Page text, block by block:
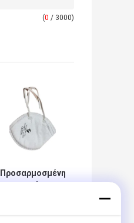
(0 / 3000)
Προσαρμοσμένη